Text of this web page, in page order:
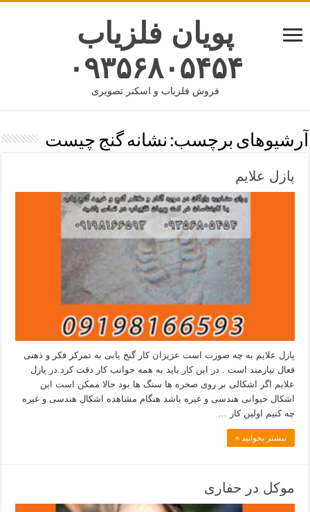
پویان فلزیاب
۰۹۳۵۶۸۰۵۴۵۴
فروش فلزیاب و اسکنر تصویری
آرشیوهای برچسب: نشانه گنج چیست
پازل علایم
پازل علایم به چه صورت است عزیزان کار گنج یابی به تمرکز فکر و ذهنی
فعال نیازمند است . در این کار باید به همه جوانب کار دقت کرد.در پازل
علایم اگر اشکالی بر روی صخره ها سنگ ها بود حالا ممکن است این
اشکال حیوانی هندسی و غیره باشد هنگام مشاهده اشکال هندسی و غیره
چه کنیم اولین کار …
بیشتر بخوانید »
موکل در حفاری